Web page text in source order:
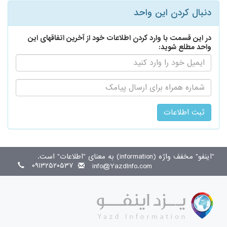
دنبال کردن این واحد
در این قسمت با وارد کردن اطلاعات خود از آخرین اتفاقهای این
واحد مطلع شوید:
ایمیل:
اطلاع
رسانی
طریق
پیامک:
"اینفو" مخفف واژه (information) به معنای "اطلاعات" است.
۰۹۱۳۲۵۲۰۵۳۷
info@YazdInfo.com